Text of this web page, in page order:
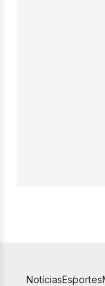
NotíciasEsportes